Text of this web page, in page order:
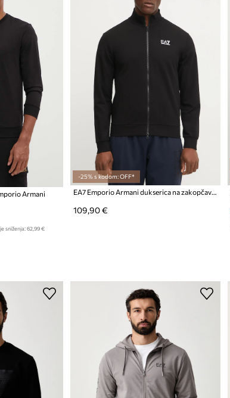
Armani
sniženja: 62,99 €
-25% s kodom: OFF*
EA7 Emporio Armani dukserica na zakopčavanje za muškarce s pamukom
109,90 €